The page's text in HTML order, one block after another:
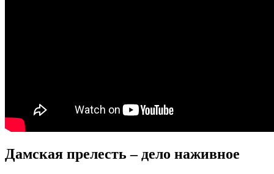
Дамская прелесть – дело наживное